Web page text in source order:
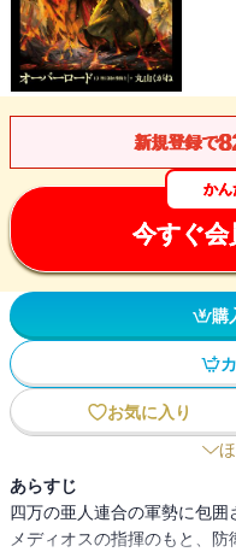
新規登録で
かん
今すぐ会
購
お気に入り
あらすじ
四万の亜人連合の軍勢に包
メディオスの指揮のもと、